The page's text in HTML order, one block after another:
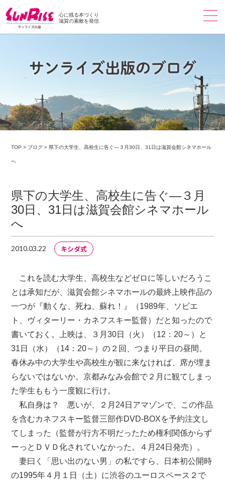
心に残る本づくり
滋賀の素敵を発信
TOP > ブログ > 県下の大学生、高校生に告ぐ―３月30日、31日は滋賀会館シネマホール
へ
県下の大学生、高校生に告ぐ―３月
30日、31日は滋賀会館シネマホール
へ
2010.03.22 キシダ式
これを読む大学生、高校生などゼロに等しいだろうこ
とは承知だが、滋賀会館シネマホールの最終上映作品の
一つが『動くな、死ね、蘇れ！』（1989年、ソビエ
ト、ヴィターリー・カネフスキー監督）だと知ったので
書いておく。上映は、３月30日（火）（12：20～）と
31日（水）（14：20～）の２回、つまり平日の昼間。
春休み中の大学生や高校生が観に来なければ、席が埋ま
らないではないか。京都みなみ会館で２月に観てしまっ
た学生ももう一度観に行け。
私自身は？ 悪いが、２月24日アマゾンで、この作品
を含むカネフスキー監督三部作DVD-BOXを予約注文し
てしまった（監督が行方不明だったため権利関係からず
ーっとＤＶＤ化されていなかった。４月24日発売）。
妻曰く「思い出のない男」の私ですら、日本初公開時
の1995年４月１日（土）に渋谷のユーロスペース２で